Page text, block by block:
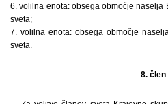
6. volilna enota: obsega območje naselja
sveta;
7. volilna enota: obsega območje
sveta.
8. člen